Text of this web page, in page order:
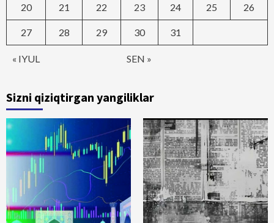
« IYUL SEN »
20 21 22 23 24 25 26
27 28 29 30 31
Sizni qiziqtirgan yangiliklar